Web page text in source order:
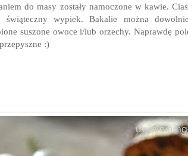
do masy zostały namoczone w kawie.
świąteczny wypiek. Bakalie można
suszone owoce i/lub orzechy. Naprawdę
:)